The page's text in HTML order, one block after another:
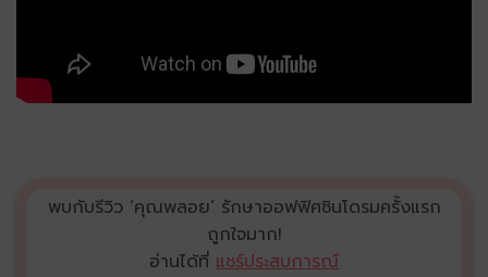
พบกับรีวิว ‘คุณพลอย’ รักษาออฟฟิศซินโดรมครั้งแรก
ถูกใจมาก!
อ่านได้ที่ แชร์ประสบการณ์